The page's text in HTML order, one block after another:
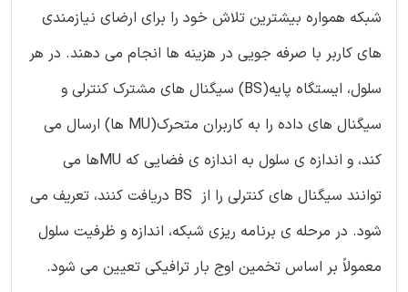
شبکه همواره بیشترین تلاش خود را برای ارضای نیازمندی
های کاربر با صرفه جویی در هزینه ها انجام می دهند. در هر
سلول، ایستگاه پایه(BS) سیگنال های مشترک کنترلی و
سیگنال های داده را به کاربران متحرک(MU ها) ارسال می
کند، و اندازه ی سلول به اندازه ی فضایی که MUها می
توانند سیگنال های کنترلی را از BS دریافت کنند، تعریف می
شود. در مرحله ی برنامه ریزی شبکه، اندازه و ظرفیت سلول
معمولاً بر اساس تخمین اوج بار ترافیکی تعیین می شود.